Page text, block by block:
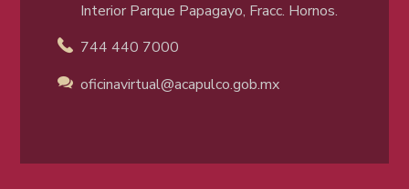
Interior Parque Papagayo, Fracc. Hornos.
744 440 7000
oficinavirtual@acapulco.gob.mx